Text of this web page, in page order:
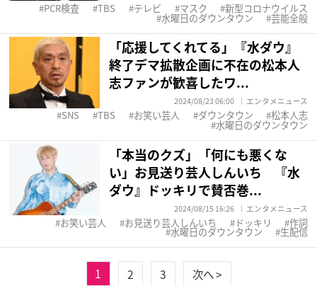
PCR検査 TBS テレビ マスク 新型コロナウイルス
水曜日のダウンタウン 芸能全般
「応援してくれてる」『水ダウ』
終了デマ拡散企画に不在の松本人
志ファンが歓喜したワ...
2024/08/23 06:00 エンタメニュース
SNS TBS お笑い芸人 ダウンタウン 松本人志
水曜日のダウンタウン
「本当のクズ」「何にも悪くな
い」お見送り芸人しんいち 『水
ダウ』ドッキリで賛否巻...
2024/08/15 16:26 エンタメニュース
お笑い芸人 お見送り芸人しんいち ドッキリ 作詞
水曜日のダウンタウン 生配信
1 2 3 次へ >